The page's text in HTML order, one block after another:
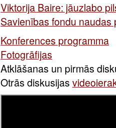
Viktorija Baire: jāuzlabo
Savienības fondu naudas
Konferences programma
Fotogrāfijas
Atklāšanas un pirmās
Otrās diskusijas